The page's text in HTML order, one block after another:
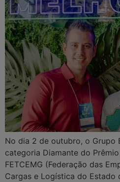
No dia 2 de outubro, o Grupo
categoria Diamante do
FETCEMG (Federação das
Cargas e Logística do Estado